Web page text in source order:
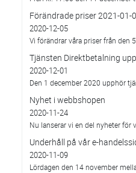
Förändrade priser 2021-01-
2020-12-05
Vi förändrar våra priser från den
Tjänsten Direktbetalning
2020-12-01
Den 1 december 2020 upphör
Nyhet i webbshopen
2020-11-24
Nu lanserar vi en del nyheter för
Underhåll på vår e-
2020-11-09
Lördagen den 14 november